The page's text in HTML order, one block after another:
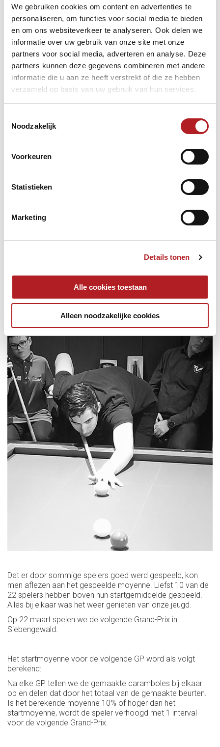
We gebruiken cookies om content en advertenties te
personaliseren, om functies voor social media te bieden
en om ons websiteverkeer te analyseren. Ook delen we
informatie over uw gebruik van onze site met onze
partners voor social media, adverteren en analyse. Deze
partners kunnen deze gegevens combineren met andere
informatie die u aan ze heeft verstrekt of die ze hebben
verzameld op basis van uw gebruik van hun services.
Noodzakelijk
Voorkeuren
Statistieken
Marketing
Details tonen
Alle cookies toestaan
Alleen noodzakelijke cookies
Dat er door sommige spelers goed werd gespeeld, kon
men aflezen aan het gespeelde moyenne. Liefst 10 van de
22 spelers hebben boven hun startgemiddelde gespeeld.
Alles bij elkaar was het weer genieten van onze jeugd.
Op 22 maart spelen we de volgende Grand-Prix in
Siebengewald.
Het startmoyenne voor de volgende GP word als volgt
berekend:
Na elke GP tellen we de gemaakte caramboles bij elkaar
op en delen dat door het totaal van de gemaakte beurten.
Is het berekende moyenne 10% of hoger dan het
startmoyenne, wordt de speler verhoogd met 1 interval
voor de volgende Grand-Prix.